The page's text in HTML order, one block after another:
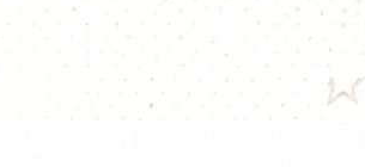
C'est là que les coils préconstruits
en jeu pour offrir une commodité
qui n'ont parfois pas envie de
coils à la main. Les coils préconstruits
éliminer les tracas grâce à leur